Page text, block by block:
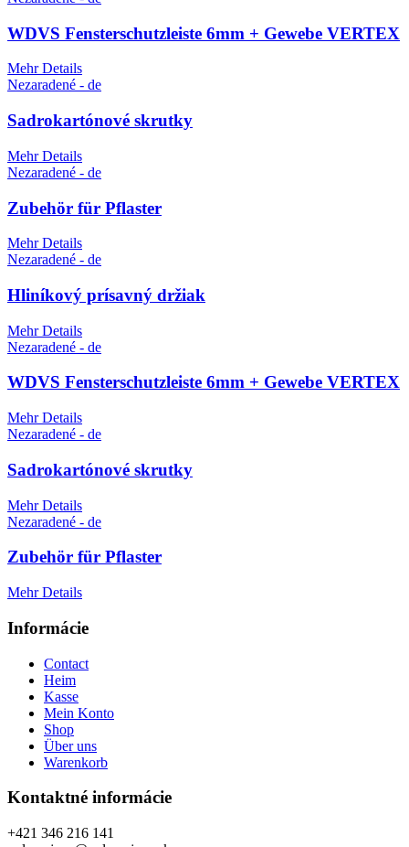
WDVS Fensterschutzleiste 6mm + Gewebe VERTEX
Mehr Details
Nezaradené - de
Sadrokartónové skrutky
Mehr Details
Nezaradené - de
Zubehör für Pflaster
Mehr Details
Nezaradené - de
Hliníkový prísavný držiak
Mehr Details
Nezaradené - de
WDVS Fensterschutzleiste 6mm + Gewebe VERTEX
Mehr Details
Nezaradené - de
Sadrokartónové skrutky
Mehr Details
Nezaradené - de
Zubehör für Pflaster
Mehr Details
Informácie
Contact
Heim
Kasse
Mein Konto
Shop
Über uns
Warenkorb
Kontaktné informácie
+421 346 216 141